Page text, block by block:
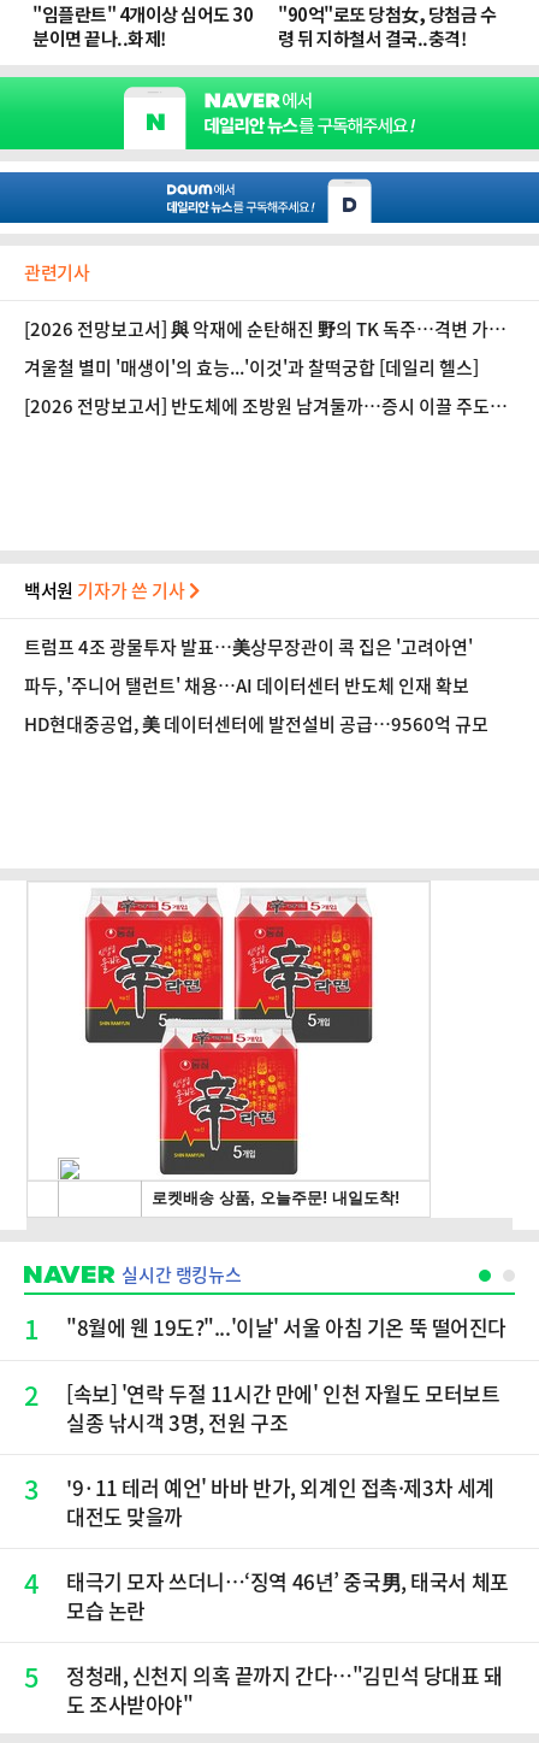
관련기사
[2026 전망보고서] 與 악재에 순탄해진 野의 TK 독주…격변 가능
성은
겨울철 별미 '매생이'의 효능...'이것'과 찰떡궁합 [데일리 헬스]
[2026 전망보고서] 반도체에 조방원 남겨둘까…증시 이끌 주도주
백서원 기자가 쓴 기사
트럼프 4조 광물투자 발표…美상무장관이 콕 집은 '고려아연'
파두, '주니어 탤런트' 채용…AI 데이터센터 반도체 인재 확보
HD현대중공업, 美 데이터센터에 발전설비 공급…9560억 규모
실시간 랭킹뉴스
1 "8월에 웬 19도?"...'이날' 서울 아침 기온 뚝 떨어진다
2
[속보] '연락 두절 11시간 만에' 인천 자월도 모터보트
실종 낚시객 3명, 전원 구조
3
'9·11 테러 예언' 바바 반가, 외계인 접촉·제3차 세계
대전도 맞을까
4
태극기 모자 쓰더니…‘징역 46년’ 중국男, 태국서 체포
모습 논란
5
정청래, 신천지 의혹 끝까지 간다…"김민석 당대표 돼
도 조사받아야"